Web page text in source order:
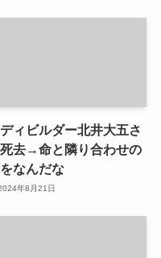
ィビルダー北井大五さ
去→命と隣り合わせの
なんだな
年8月21日